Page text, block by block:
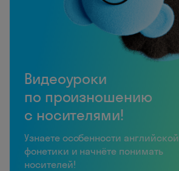
Видеоуроки
по произношению
с носителями!
Узнаете особенности английской
фонетики и начнёте понимать
носителей!